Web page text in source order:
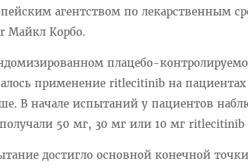
агентством по лекарственным
Майкл Корбо.
плацебо-
применение ritlecitinib на пациентах
В начале испытаний у пациентов
50 мг, 30 мг или 10 мг ritlecitinib
достигло основной конечной